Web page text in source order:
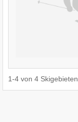
1-4 von 4 Skigebieten